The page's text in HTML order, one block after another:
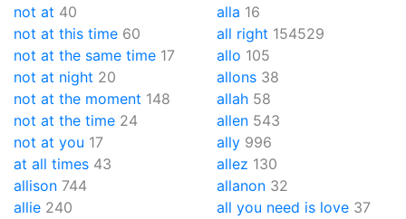
not at 40
not at this time 60
not at the same time 17
not at night 20
not at the moment 148
not at the time 24
not at you 17
at all times 43
alla 16
all right 154529
allo 105
allons 38
allah 58
allen 543
ally 996
allez 130
allison 744
allie 240
allanon 32
all you need is love 37